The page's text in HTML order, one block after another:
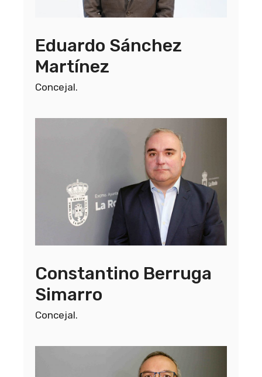
Eduardo Sánchez
Martínez
Concejal.
Constantino Berruga
Simarro
Concejal.